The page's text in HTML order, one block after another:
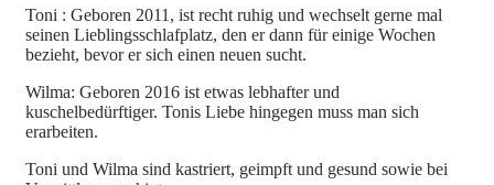
Toni : Geboren 2011, ist recht ruhig und wechselt gerne mal
seinen Lieblingsschlafplatz, den er dann für einige Wochen
bezieht, bevor er sich einen neuen sucht.
Wilma: Geboren 2016 ist etwas lebhafter und
kuschelbedürftiger. Tonis Liebe hingegen muss man sich
erarbeiten.
Toni und Wilma sind kastriert, geimpft und gesund sowie bei